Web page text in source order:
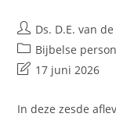
Ds. D.E. van
Bijbelse
17 juni 2026
In deze zesde